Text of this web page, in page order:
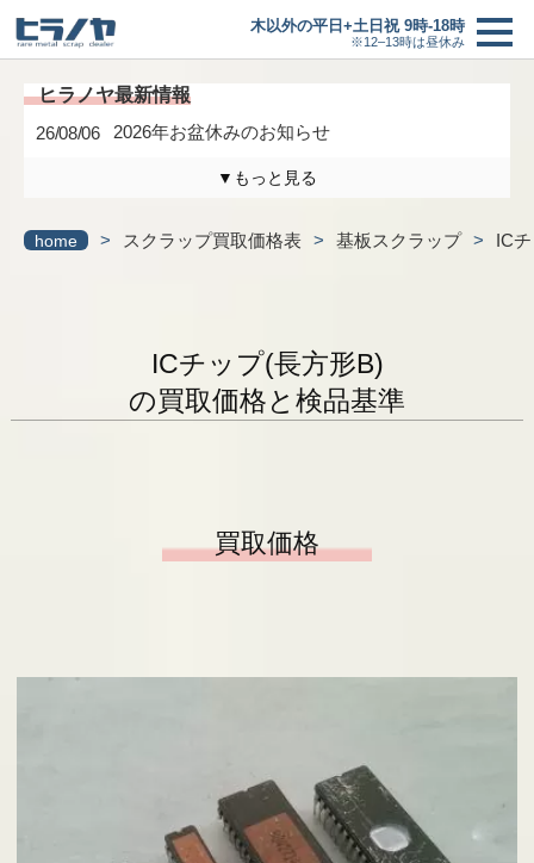
木以外の平日+土日祝 9時-18時
※12–13時は昼休み
新着情報
26/08/06 2026年お盆休みのお知らせ
▼もっと見る
最新情報一覧へ
home > スクラップ買取価格表 > 基板スクラップ > IC
ICチップ(長方形B)
の買取価格と検品基準
買取価格